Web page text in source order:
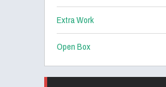
Extra Work
Open Box